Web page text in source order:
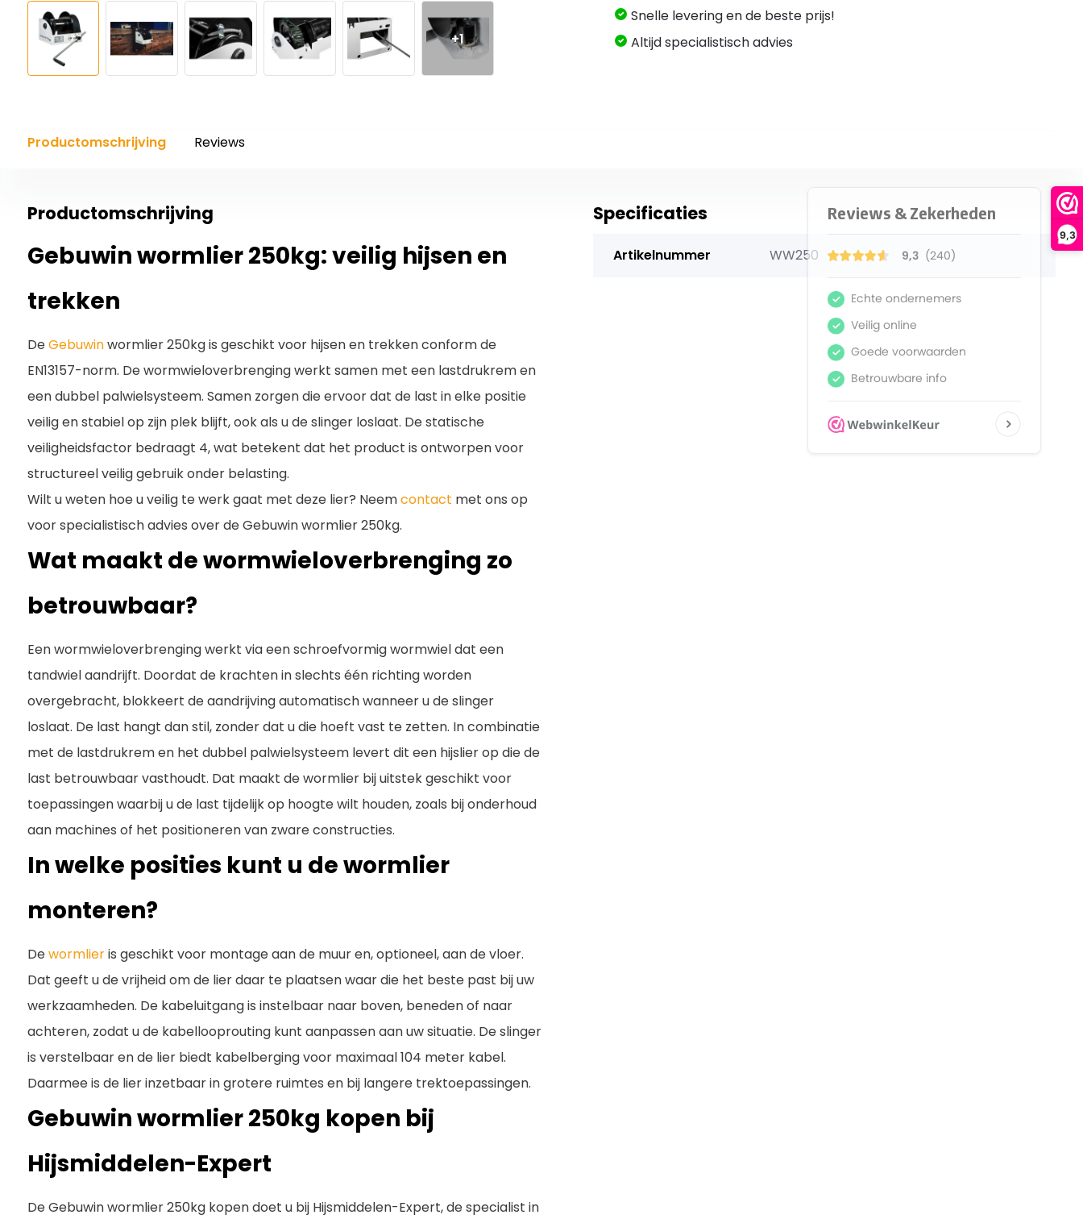
9,3
+1
Snelle levering en de beste prijs!
Altijd specialistisch advies
Productomschrijving Reviews
Productomschrijving
Gebuwin wormlier 250kg: veilig hijsen en
trekken
DeGebuwinwormlier 250kg is geschikt voor hijsen en trekken conform de
EN13157-norm. De wormwieloverbrenging werkt samen met een lastdrukrem en
een dubbel palwielsysteem. Samen zorgen die ervoor dat de last in elke positie
veilig en stabiel op zijn plek blijft, ook als u de slinger loslaat. De statische
veiligheidsfactor bedraagt 4, wat betekent dat het product is ontworpen voor
structureel veilig gebruik onder belasting.
Wilt u weten hoe u veilig te werk gaat met deze lier? Neemcontact met ons op
voor specialistisch advies over de Gebuwin wormlier 250kg.
Wat maakt de wormwieloverbrenging zo
betrouwbaar?
Een wormwieloverbrenging werkt via een schroefvormig wormwiel dat een
tandwiel aandrijft. Doordat de krachten in slechts één richting worden
overgebracht, blokkeert de aandrijving automatisch wanneer u de slinger
loslaat. De last hangt dan stil, zonder dat u die hoeft vast te zetten. In combinatie
met de lastdrukrem en het dubbel palwielsysteem levert dit een hijslier op die de
last betrouwbaar vasthoudt. Dat maakt de wormlier bij uitstek geschikt voor
toepassingen waarbij u de last tijdelijk op hoogte wilt houden, zoals bij onderhoud
aan machines of het positioneren van zware constructies.
In welke posities kunt u de wormlier
monteren?
Dewormlieris geschikt voor montage aan de muur en, optioneel, aan de vloer.
Dat geeft u de vrijheid om de lier daar te plaatsen waar die het beste past bij uw
werkzaamheden. De kabeluitgang is instelbaar naar boven, beneden of naar
achteren, zodat u de kabellooprouting kunt aanpassen aan uw situatie. De slinger
is verstelbaar en de lier biedt kabelberging voor maximaal 104 meter kabel.
Daarmee is de lier inzetbaar in grotere ruimtes en bij langere trektoepassingen.
Gebuwin wormlier 250kg kopen bij
Hijsmiddelen-Expert
De Gebuwin wormlier 250kg kopen doet u bij Hijsmiddelen-Expert, de specialist in
Specificaties
Artikelnummer WW250